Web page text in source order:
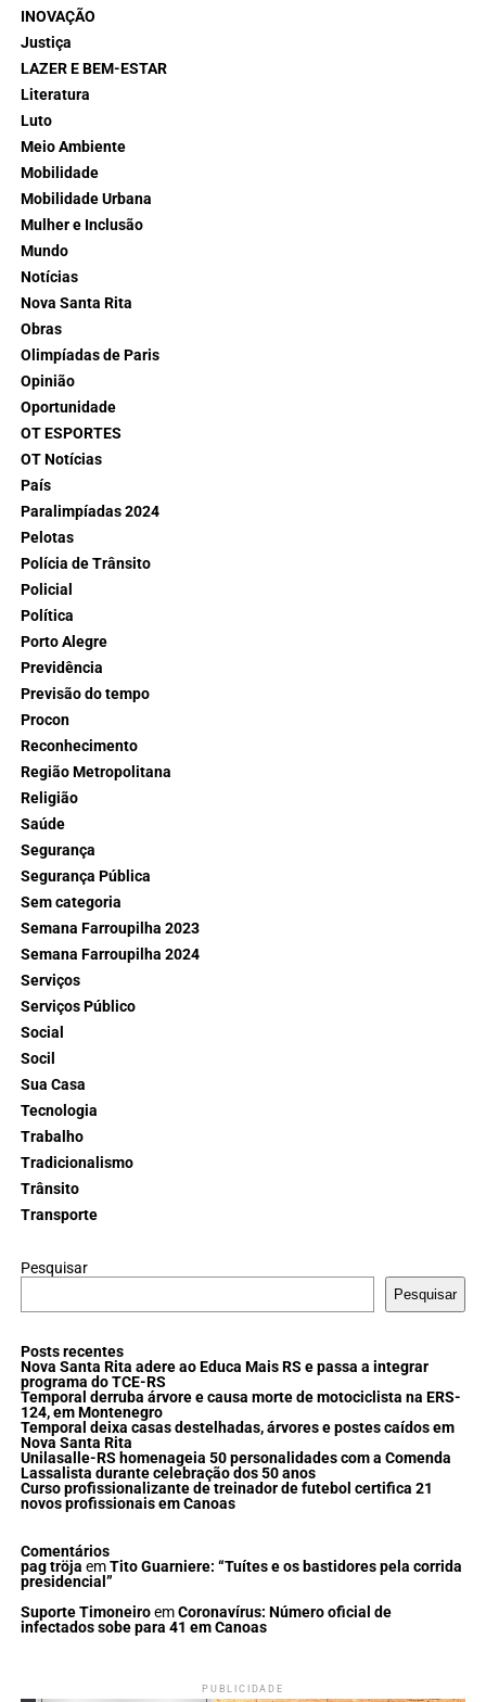
INOVAÇÃO
Justiça
LAZER E BEM-ESTAR
Literatura
Luto
Meio Ambiente
Mobilidade
Mobilidade Urbana
Mulher e Inclusão
Mundo
Notícias
Nova Santa Rita
Obras
Olimpíadas de Paris
Opinião
Oportunidade
OT ESPORTES
OT Notícias
País
Paralimpíadas 2024
Pelotas
Polícia de Trânsito
Policial
Política
Porto Alegre
Previdência
Previsão do tempo
Procon
Reconhecimento
Região Metropolitana
Religião
Saúde
Segurança
Segurança Pública
Sem categoria
Semana Farroupilha 2023
Semana Farroupilha 2024
Serviços
Serviços Público
Social
Socil
Sua Casa
Tecnologia
Trabalho
Tradicionalismo
Trânsito
Transporte
Pesquisar
Pesquisar
Posts recentes
Nova Santa Rita adere ao Educa Mais RS e passa a integrar
programa do TCE-RS
Temporal derruba árvore e causa morte de motociclista na ERS-
124, em Montenegro
Temporal deixa casas destelhadas, árvores e postes caídos em
Nova Santa Rita
Unilasalle-RS homenageia 50 personalidades com a Comenda
Lassalista durante celebração dos 50 anos
Curso profissionalizante de treinador de futebol certifica 21
novos profissionais em Canoas
Comentários
pag tröja emTito Guarniere: “Tuítes e os bastidores pela corrida
presidencial”
Suporte TimoneiroemCoronavírus: Número oficial de
infectados sobe para 41 em Canoas
PUBLICIDADE